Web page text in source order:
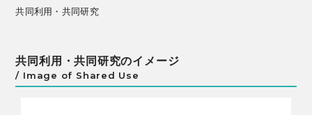
共同利用・共同研究
共同利用・共同研究のイメージ
/ Image of Shared Use